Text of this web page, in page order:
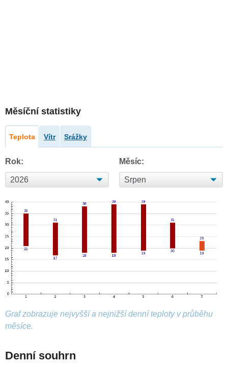
Měsíční statistiky
Teplota Vítr Srážky
Rok: Měsíc:
Graf zobrazuje nejvyšší a nejnižší denní teploty v průběhu
měsíce.
Denní souhrn